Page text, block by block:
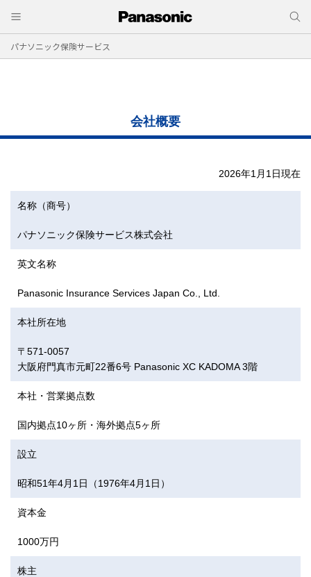
パナソニック保険サービス
会社概要
2026年1月1日現在
名称（商号）
パナソニック保険サービス株式会社
英文名称
Panasonic Insurance Services Japan Co., Ltd.
本社所在地
〒571-0057
大阪府門真市元町22番6号 Panasonic XC KADOMA 3階
本社・営業拠点数
国内拠点10ヶ所・海外拠点5ヶ所
設立
昭和51年4月1日（1976年4月1日）
資本金
1000万円
株主